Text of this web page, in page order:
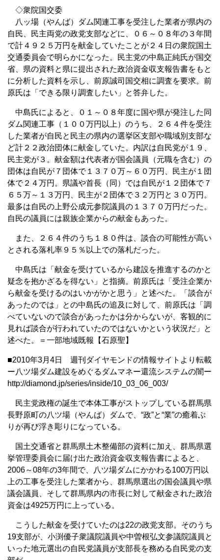
◇衆院国交委
八ッ場（やんば）ダム関連工事を受注した業者が県内の
自民、民主両党の政党支部などに、０６～０８年の３年間
で計４９２５万円を献金していたことが２４日の衆院国土
交通委員会で明らかになった。民主党の中島正純氏が国交
省、県の資料と県に提出された政治資金収支報告書をもと
に分析した資料を示し、前原誠司国交相に調査を要求。前
原氏は「できる限り調査したい」と答弁した。
中島氏によると、０１～０８年度に国や県が発注した同
ダム関連工事（１００万円以上）のうち、２６４件を受注
した業者が自民と民主の県内の選挙区支部や職域別支部な
ど計２２政治団体に献金していた。内訳は自民党が１９、
民主党が３。献金額は代表者が国会議員（元職を含む）の
団体は自民が７団体で１３７０万～６０万円、民主が１団
体で２４万円。県議や首長（同）では自民が１２団体で７
６５万～１３万円、民主が２団体で３２万円と３０万円。
最多は自民の上野公成元参院議員の１３７０万円だった。
自民の議員には親族企業からの献金もあった。
また、２６４件のうち１８０件は、談合の可能性が高い
とされる落札率９５％以上での落札だった。
中島氏は「献金を受けているから建設を推進するのかと
疑念を抱かざるを得ない」と指摘。前原氏は「受注企業か
ら献金を受けるのはいかがかと思う」と述べた。「談合が
あったのでは」との中島氏の追及に対して、前原氏は「調
べていないので談合があったかは分からないが、客観的に
見れば談合が行われていたのではないかという状況だ」と
述べた。＝一部地域既報【石原聖】
■2010年3月4日 週刊ダイヤモンドの情報サイトより転載
ー八ツ場ダム建設をめぐるダムマネー還流システムの闇ー
http://diamond.jp/series/inside/10_03_06_003/
民主党政権の誕生で本体工事がストップしている群馬県
長野原町の八ツ場（やんば）ダムで、“政”と“業”の癒着ぶ
りが再び浮き彫りになっている。
国土交通省と群馬県土木整備部の資料に加え、群馬県選
挙管理委員会に届け出た政治資金収支報告書によると、
2006～08年の3年間で、八ツ場ダムにかかわる100万円以
上の工事を受注した業者から、群馬県選出の国会議員や県
議会議員、そして群馬県内の市長に対して献金された政治
資金は4925万円に上っている。
こうした献金を受けていたのは22の政党支部。そのうち
19支部が、小渕優子衆議院議員や中曽根弘文参議院議員と
いった地元選出の自民党議員が支部長を務める自民党の支